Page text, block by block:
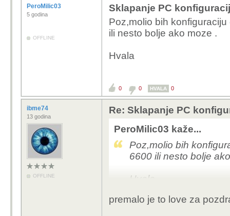
PeroMilic03
5 godina
OFFLINE
Sklapanje PC
Poz,molio bih
ili nesto bolje ako moze .
Hvala
0 0 HVALA 0
ibme74
13 godina
OFFLINE
Re: Sklapanje PC
PeroMilic03 kaže...
Poz,molio bih
6600 ili nesto bolje
Hvala
premalo je to love za